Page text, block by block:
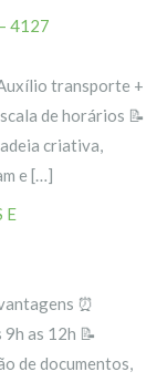
4127
transporte +
de horários 📝
criativa,
e […]
E
⏰
as 12h 📝
de documentos,